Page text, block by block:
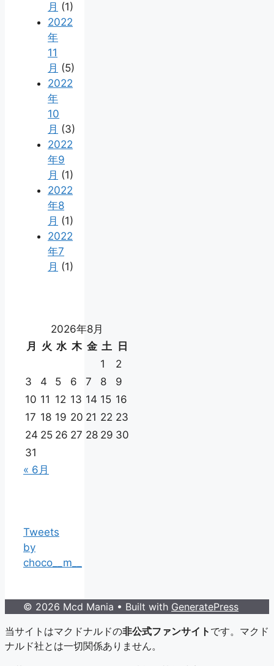
月 (1)
2022
年
11
月 (5)
2022
年
10
月 (3)
2022
年9
月 (1)
2022
年8
月 (1)
2022
年7
月 (1)
2026年8月
月
火 水 木 金 土
日
1
2
3
4 5 6 7 8
9
10 11 12 13 14 15 16
17 18 19 20 21 22 23
24 25 26 27 28 29 30
31
« 6月
Tweets
by
choco__m__
© 2026 Mcd Mania • Built with GeneratePress
当サイトはマクドナルドの非公式ファンサイト です。マクド
ナルド社とは一切関係ありません。